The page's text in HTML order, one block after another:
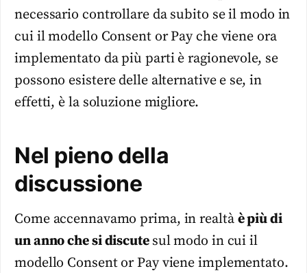
necessario controllare da subito se il modo in
cui il modello Consent or Pay che viene ora
implementato da più parti è ragionevole, se
possono esistere delle alternative e se, in
effetti, è la soluzione migliore.
Nel pieno della
discussione
Come accennavamo prima, in realtà è più di
un anno che si discute sul modo in cui il
modello Consent or Pay viene implementato.